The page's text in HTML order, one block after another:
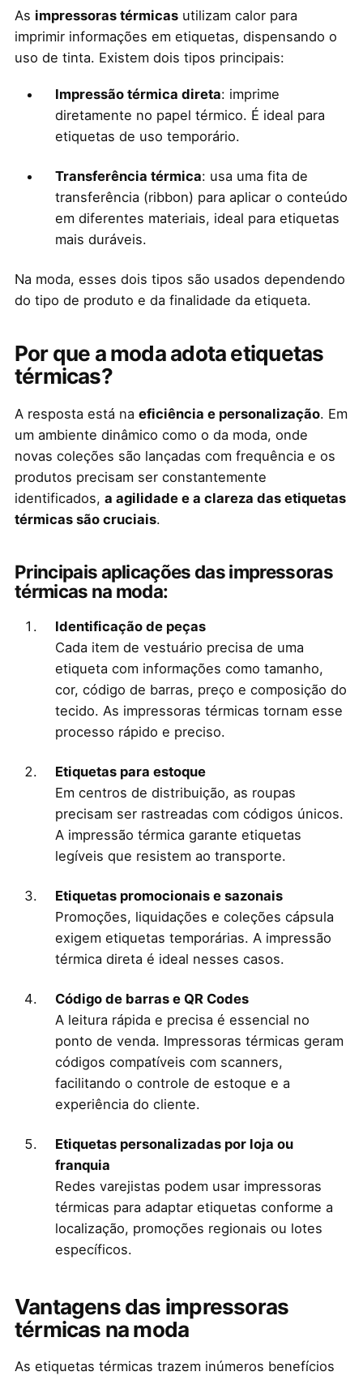
As impressoras térmicasutilizam calor para
imprimir informações em etiquetas, dispensando o
uso de tinta. Existem dois tipos principais:
Impressão térmica direta: imprime
diretamente no papel térmico. É ideal para
etiquetas de uso temporário.
Transferência térmica: usa uma fita de
transferência (ribbon) para aplicar o conteúdo
em diferentes materiais, ideal para etiquetas
mais duráveis.
Na moda, esses dois tipos são usados dependendo
do tipo de produto e da finalidade da etiqueta.
Por que a moda adota etiquetas
térmicas?
A resposta está na eficiência e personalização. Em
um ambiente dinâmico como o da moda, onde
novas coleções são lançadas com frequência e os
produtos precisam ser constantemente
identificados, a agilidade e a clareza das etiquetas
térmicas são cruciais.
Principais aplicações das impressoras
térmicas na moda:
Identificação de peças
Cada item de vestuário precisa de uma
etiqueta com informações como tamanho,
cor, código de barras, preço e composição do
tecido. As impressoras térmicas tornam esse
processo rápido e preciso.
Etiquetas para estoque
Em centros de distribuição, as roupas
precisam ser rastreadas com códigos únicos.
A impressão térmica garante etiquetas
legíveis que resistem ao transporte.
Etiquetas promocionais e sazonais
Promoções, liquidações e coleções cápsula
exigem etiquetas temporárias. A impressão
térmica direta é ideal nesses casos.
Código de barras e QR Codes
A leitura rápida e precisa é essencial no
ponto de venda. Impressoras térmicas geram
códigos compatíveis com scanners,
facilitando o controle de estoque e a
experiência do cliente.
Etiquetas personalizadas por loja ou
franquia
Redes varejistas podem usar impressoras
térmicas para adaptar etiquetas conforme a
localização, promoções regionais ou lotes
específicos.
Vantagens das impressoras
térmicas na moda
As etiquetas térmicas trazem inúmeros benefícios